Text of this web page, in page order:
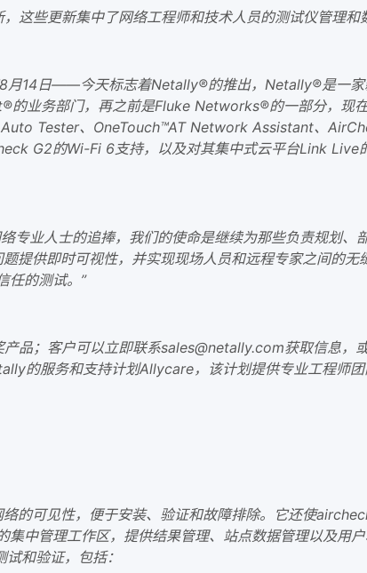
些更新集中了网络工程师和技术人员的测试仪管理和
14日——今天标志着Netally®的推出，Netally®是一家
业务部门，再之前是Fluke Networks®的一部分，现
Tester、OneTouch™AT Network Assistant、
G2的Wi-Fi 6支持，以及对其集中式云平台Link Live
业人士的追捧，我们的使命是继续为那些负责规划、
提供即时可视性，并实现现场人员和远程专家之间的无
任的测试。”
品；客户可以立即联系sales@netally.com获取信息，
的服务和支持计划Allycare，该计划提供专业工程师团
的可见性，便于安装、验证和故障排除。它还使
中管理工作区，提供结果管理、站点数据管理以及用
和验证，包括：